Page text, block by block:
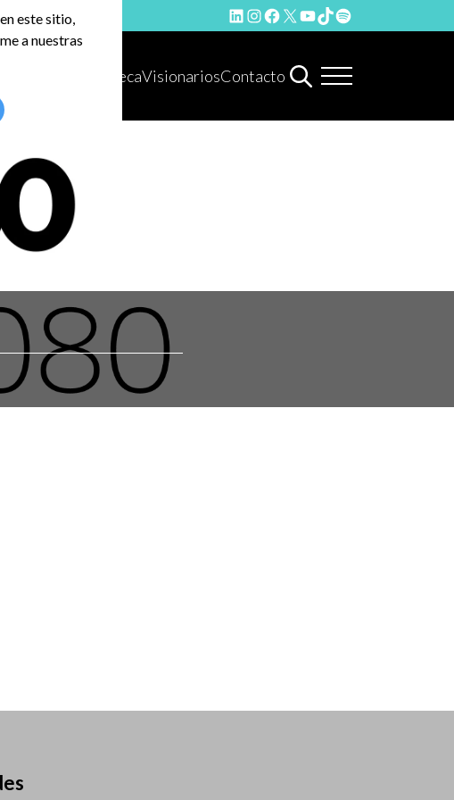
LinkedIn
Instagram
Facebook
X YouTube
TikTok
Spotify
HemerotecaVisionariosContacto
este sitio,
a nuestras